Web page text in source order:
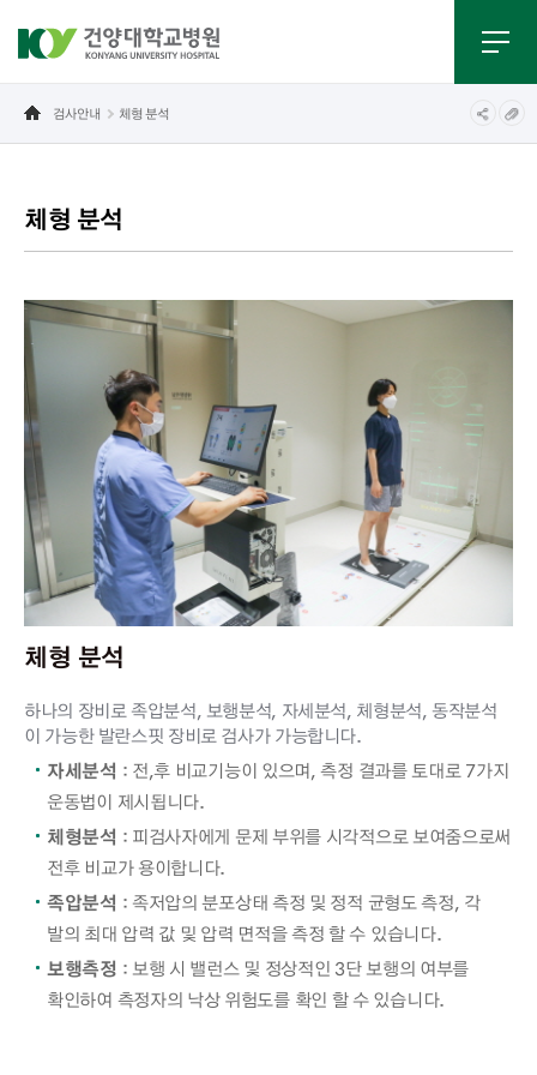
검사안내 체형 분석
체형 분석
체형 분석
하나의 장비로 족압분석, 보행분석, 자세분석, 체형분석, 동작분석
이 가능한 발란스핏 장비로 검사가 가능합니다.
자세분석 : 전,후 비교기능이 있으며, 측정 결과를 토대로 7가지
운동법이 제시됩니다.
체형분석 : 피검사자에게 문제 부위를 시각적으로 보여줌으로써
전후 비교가 용이합니다.
족압분석 : 족저압의 분포상태 측정 및 정적 균형도 측정, 각
발의 최대 압력 값 및 압력 면적을 측정 할 수 있습니다.
보행측정 : 보행 시 밸런스 및 정상적인 3단 보행의 여부를
확인하여 측정자의 낙상 위험도를 확인 할 수 있습니다.